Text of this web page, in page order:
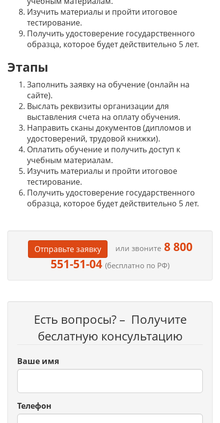
Изучить материалы и пройти итоговое
тестирование.
Получить удостоверение государственного
образца, которое будет действительно 5 лет.
Этапы
Заполнить заявку на обучение (онлайн на
сайте).
Выслать реквизиты организации для
выставления счета на оплату обучения.
Направить сканы документов (дипломов и
удостоверений, трудовой книжки).
Оплатить обучение и получить доступ к
учебным материалам.
Изучить материалы и пройти итоговое
тестирование.
Получить удостоверение государственного
образца, которое будет действительно 5 лет.
Отправьте заявку или звоните8 800
551-51-04 (бесплатно по РФ)
Есть вопросы? – Получите
беслатную консультацию
Ваше имя
Телефон